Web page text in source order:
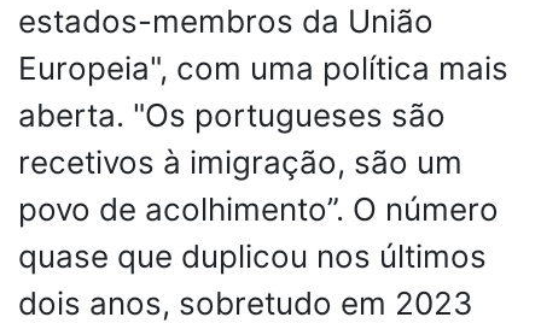
estados-membros da União
Europeia", com uma política mais
aberta. "Os portugueses são
recetivos à imigração, são um
povo de acolhimento”. O número
quase que duplicou nos últimos
dois anos, sobretudo em 2023